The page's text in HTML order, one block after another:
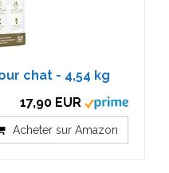
chat - 4,54 kg
17,90 EUR
Acheter sur Amazon